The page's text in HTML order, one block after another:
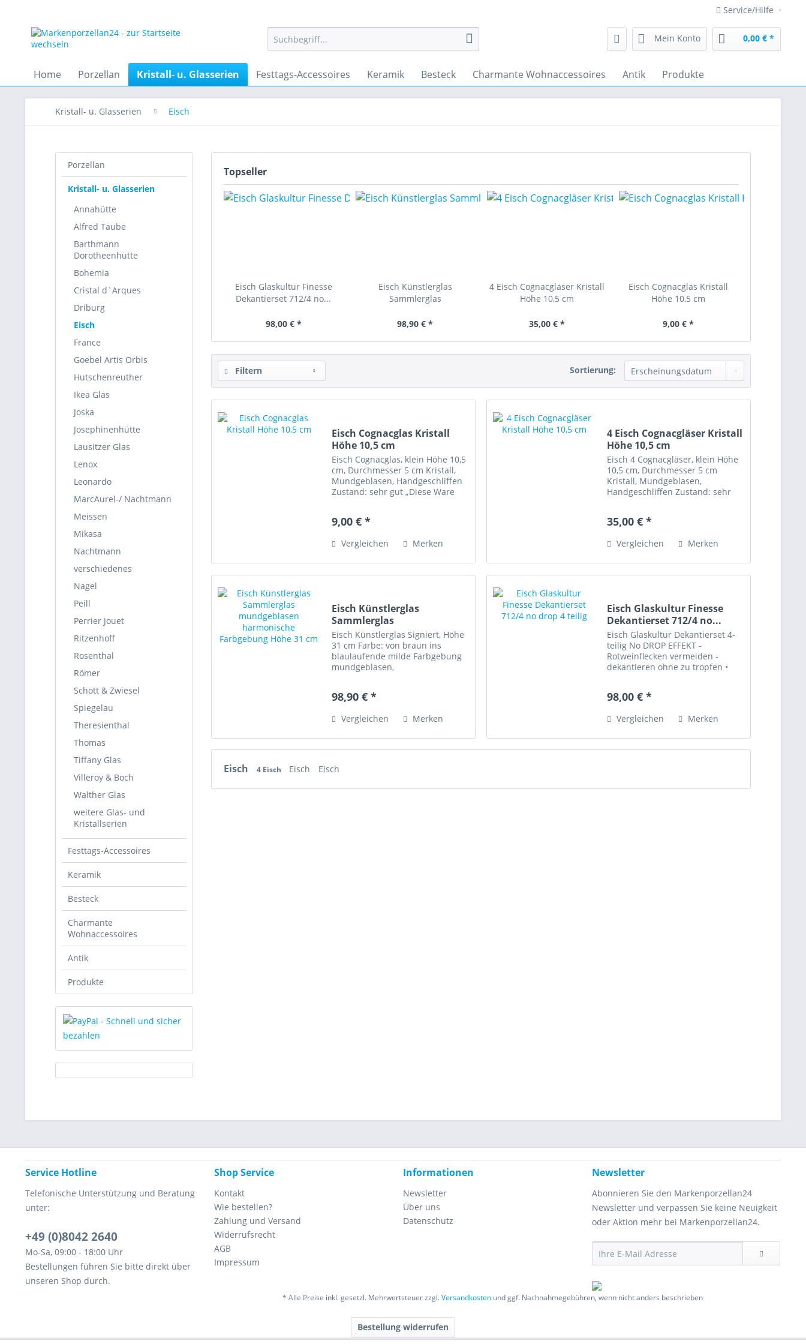
Service/Hilfe
Mein Konto 0,00 € *
Home Porzellan Kristall- u. Glasserien Festtags-Accessoires Keramik Besteck Charmante Wohnaccessoires Antik Produkte
Kristall- u. Glasserien Eisch
Porzellan
Kristall- u. Glasserien
Annahütte
Alfred Taube
Barthmann
Dorotheenhütte
Bohemia
Cristal d`Arques
Driburg
Eisch
France
Goebel Artis Orbis
Hutschenreuther
Ikea Glas
Joska
Josephinenhütte
Lausitzer Glas
Lenox
Leonardo
MarcAurel-/ Nachtmann
Meissen
Mikasa
Nachtmann
verschiedenes
Nagel
Peill
Perrier Jouet
Ritzenhoff
Rosenthal
Römer
Schott & Zwiesel
Spiegelau
Theresienthal
Thomas
Tiffany Glas
Villeroy & Boch
Walther Glas
weitere Glas- und
Kristallserien
Festtags-Accessoires
Keramik
Besteck
Charmante
Wohnaccessoires
Antik
Produkte
Topseller
Eisch Glaskultur Finesse
Dekantierset 712/4 no...
98,00 € *
Eisch Künstlerglas
Sammlerglas
98,90 € *
4 Eisch Cognacgläser Kristall
Höhe 10,5 cm
35,00 € *
Eisch Cognacglas Kristall
Höhe 10,5 cm
9,00 € *
Filtern Sortierung:
Eisch Cognacglas Kristall
Höhe 10,5 cm
Eisch Cognacglas, klein Höhe 10,5
cm, Durchmesser 5 cm Kristall,
Mundgeblasen, Handgeschliffen
Zustand: sehr gut „Diese Ware
Kaufpreis enthaltene
Rechnung nicht...
9,00 € *
Vergleichen Merken
4 Eisch Cognacgläser Kristall
Höhe 10,5 cm
Eisch 4 Cognacgläser, klein Höhe
10,5 cm, Durchmesser 5 cm
Kristall, Mundgeblasen,
Handgeschliffen Zustand: sehr
Kaufpreis enthaltene
Rechnung nicht...
35,00 € *
Vergleichen Merken
Eisch Künstlerglas
Sammlerglas
mundgeblasen...
Eisch Künstlerglas Signiert, Höhe
31 cm Farbe: von braun ins
blaulaufende milde Farbgebung
mundgeblasen,
sehr gut
98,90 € *
Vergleichen Merken
Eisch Glaskultur Finesse
Dekantierset 712/4 no...
Eisch Glaskultur Dekantierset 4-
teilig No DROP EFFEKT -
Rotweinflecken vermeiden -
dekantieren ohne zu tropfen •
Dekantiertrichter Nr. 928/2 • Wine
Top Nr....
98,00 € *
Vergleichen Merken
Eisch 4 Eisch Eisch Eisch
Service Hotline
Telefonische Unterstützung und Beratung
unter:
+49 (0)8042 2640
Mo-Sa, 09:00 - 18:00 Uhr
Bestellungen führen Sie bitte direkt über
unseren Shop durch.
Shop Service
Kontakt
Wie bestellen?
Zahlung und Versand
Widerrufsrecht
AGB
Impressum
Informationen
Newsletter
Über uns
Datenschutz
Newsletter
Abonnieren Sie den Markenporzellan24
Newsletter und verpassen Sie keine Neuigkeit
oder Aktion mehr bei Markenporzellan24.
* Alle Preise inkl. gesetzl. Mehrwertsteuer zzgl.Versandkosten und ggf. Nachnahmegebühren, wenn nicht anders beschrieben
Bestellung widerrufen